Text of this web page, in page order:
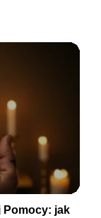
Pomocy: jak